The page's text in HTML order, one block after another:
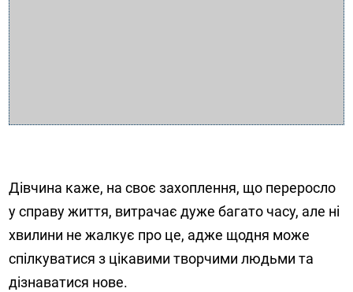
Дівчина каже, на своє захоплення, що переросло
у справу життя, витрачає дуже багато часу, але ні
хвилини не жалкує про це, адже щодня може
спілкуватися з цікавими творчими людьми та
дізнаватися нове.